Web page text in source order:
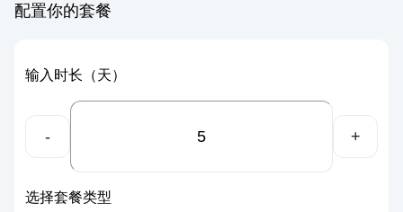
配置你的套餐
输入时长（天）
- +
选择套餐类型